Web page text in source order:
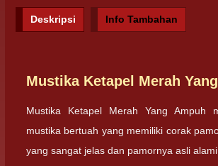
Deskripsi Info Tambahan
Mustika Ketapel Merah
Mustika Ketapel Merah Yang Ampuh
mustika bertuah yang memiliki corak
yang sangat jelas dan pamornya asli